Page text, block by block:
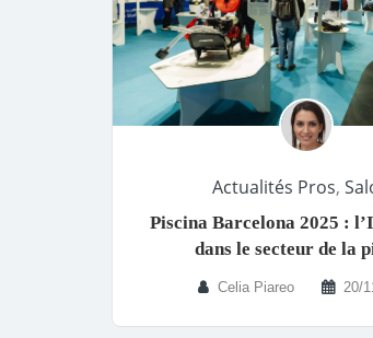
Actualités Pros,
Piscina Barcelona 2025 :
dans le secteur de la
Celia Piareo 20/